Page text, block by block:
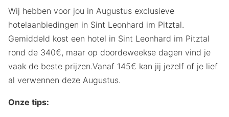
Wij hebben voor jou in Augustus exclusieve
hotelaanbiedingen in Sint Leonhard im Pitztal.
Gemiddeld kost een hotel in Sint Leonhard im Pitztal
rond de 340€, maar op doordeweekse dagen vind je
vaak de beste prijzen.Vanaf 145€ kan jij jezelf of je lief
al verwennen deze Augustus.
Onze tips: